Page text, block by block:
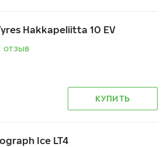
Hakkapeliitta 10 EV
отзыв
КУПИТЬ
Ice LT4